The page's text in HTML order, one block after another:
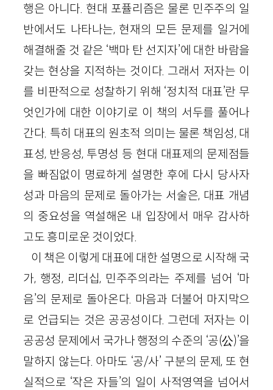
행은 아니다. 현대 포퓰리즘은 물론 민주주의 일
반에서도 나타나는, 현재의 모든 문제를 일거에
해결해줄 것 같은 ‘백마 탄 선지자’에 대한 바람을
갖는 현상을 지적하는 것이다. 그래서 저자는 이
를 비판적으로 성찰하기 위해 ‘정치적 대표’란 무
엇인가에 대한 이야기로 이 책의 서두를 풀어나
간다. 특히 대표의 원초적 의미는 물론 책임성, 대
표성, 반응성, 투명성 등 현대 대표제의 문제점들
을 빠짐없이 명료하게 설명한 후에 다시 당사자
성과 마음의 문제로 돌아가는 서술은, 대표 개념
의 중요성을 역설해온 내 입장에서 매우 감사하
고도 흥미로운 것이었다.
이 책은 이렇게 대표에 대한 설명으로 시작해 국
가, 행정, 리더십, 민주주의라는 주제를 넘어 ‘마
음’의 문제로 돌아온다. 마음과 더불어 마지막으
로 언급되는 것은 공공성이다. 그런데 저자는 이
공공성 문제에서 국가나 행정의 수준의 ‘공(公)’을
말하지 않는다. 아마도 ‘공/사’ 구분의 문제, 또 현
실적으로 ‘작은 자들’의 일이 사적영역을 넘어서